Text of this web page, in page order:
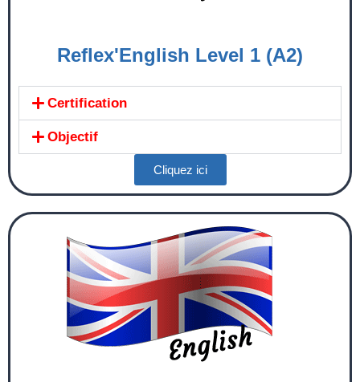
Reflex'English Level 1 (A2)
Certification
Objectif
Cliquez ici